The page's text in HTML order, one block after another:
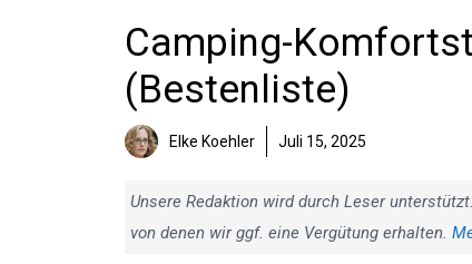
Camping-
(Bestenliste)
Elke Koehler Juli 15, 2025
Unsere Redaktion wird durch Leser
von denen wir ggf. eine Vergütung erhalten.